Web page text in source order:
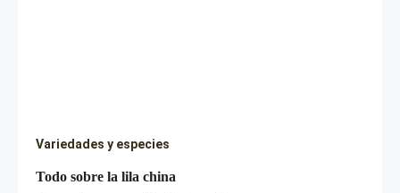
Variedades y especies
Todo sobre la lila china